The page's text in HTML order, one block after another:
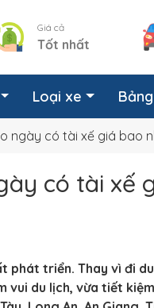
Giá cả
Tốt nhất
Loại xe
ngày có tài xế giá bao
có tài xế
phát triển. Thay vì đi
du lịch, vừa tiết